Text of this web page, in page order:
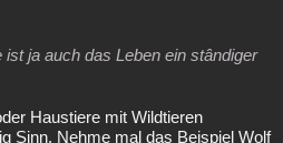
ja auch das Leben ein stândiger
Haustiere mit Wildtieren
Sinn. Nehme mal das Beispiel Wolf